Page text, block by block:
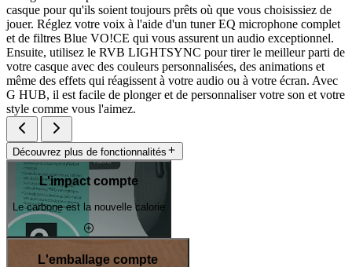
casque pour qu'ils soient toujours prêts où que vous choisissiez de
jouer. Réglez votre voix à l'aide d'un tuner EQ microphone complet
et de filtres Blue VO!CE qui vous assurent un audio exceptionnel.
Ensuite, utilisez le RVB LIGHTSYNC pour tirer le meilleur parti de
votre casque avec des couleurs personnalisées, des animations et
même des effets qui réagissent à votre audio ou à votre écran. Avec
G HUB, il est facile de plonger et de personnaliser votre son et votre
style comme vous l'aimez.
Découvrez plus de fonctionnalités
L'impact compte
Le carbone est la nouvelle calorie
L'emballage compte